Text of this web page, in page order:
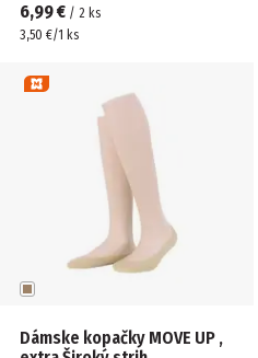
6,99 € / 2 ks
3,50 €/1 ks
Dámske kopačky MOVE UP ,